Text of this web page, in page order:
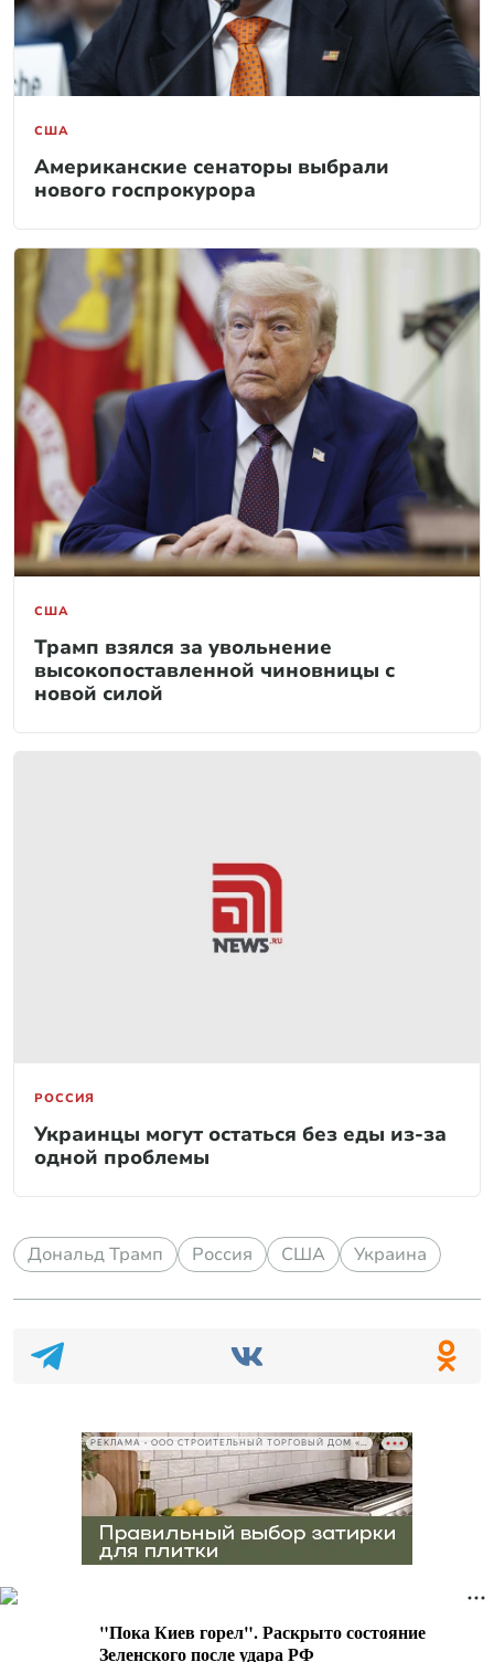
США
Американские сенаторы выбрали
нового госпрокурора
США
Трамп взялся за увольнение
высокопоставленной чиновницы с
новой силой
РОССИЯ
Украинцы могут остаться без еды из-за
одной проблемы
Дональд Трамп Россия США Украина
РЕКЛАМА • ООО СТРОИТЕЛЬНЫЙ ТОРГОВЫЙ ДОМ «ПЕТРОВИЧ», ИНН 7802348846
"Пока Киев горел". Раскрыто состояние
Зеленского после удара РФ